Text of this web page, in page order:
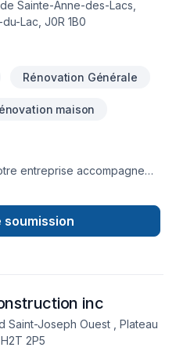
Sainte-Anne-des-Lacs,
Lac, J0R 1B0
Rénovation Générale
maison
entreprise accompagne
structurée, soignée et
tant qu’entrepreneur
complète du chantier :
expérience fluide et sans
rénovation réussie repose
la façon dont elle est
soumission
inc
Saint-Joseph Ouest , Plateau
2P5